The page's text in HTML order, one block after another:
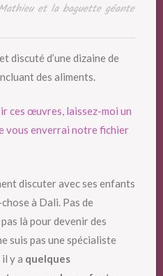
et la baguette géante
discuté d’une dizaine de
des aliments.
ces œuvres, laissez-moi un
vous enverrai notre fichier
discuter avec ses enfants
à Dali. Pas de
là pour devenir des
suis pas une spécialiste
y a quelques